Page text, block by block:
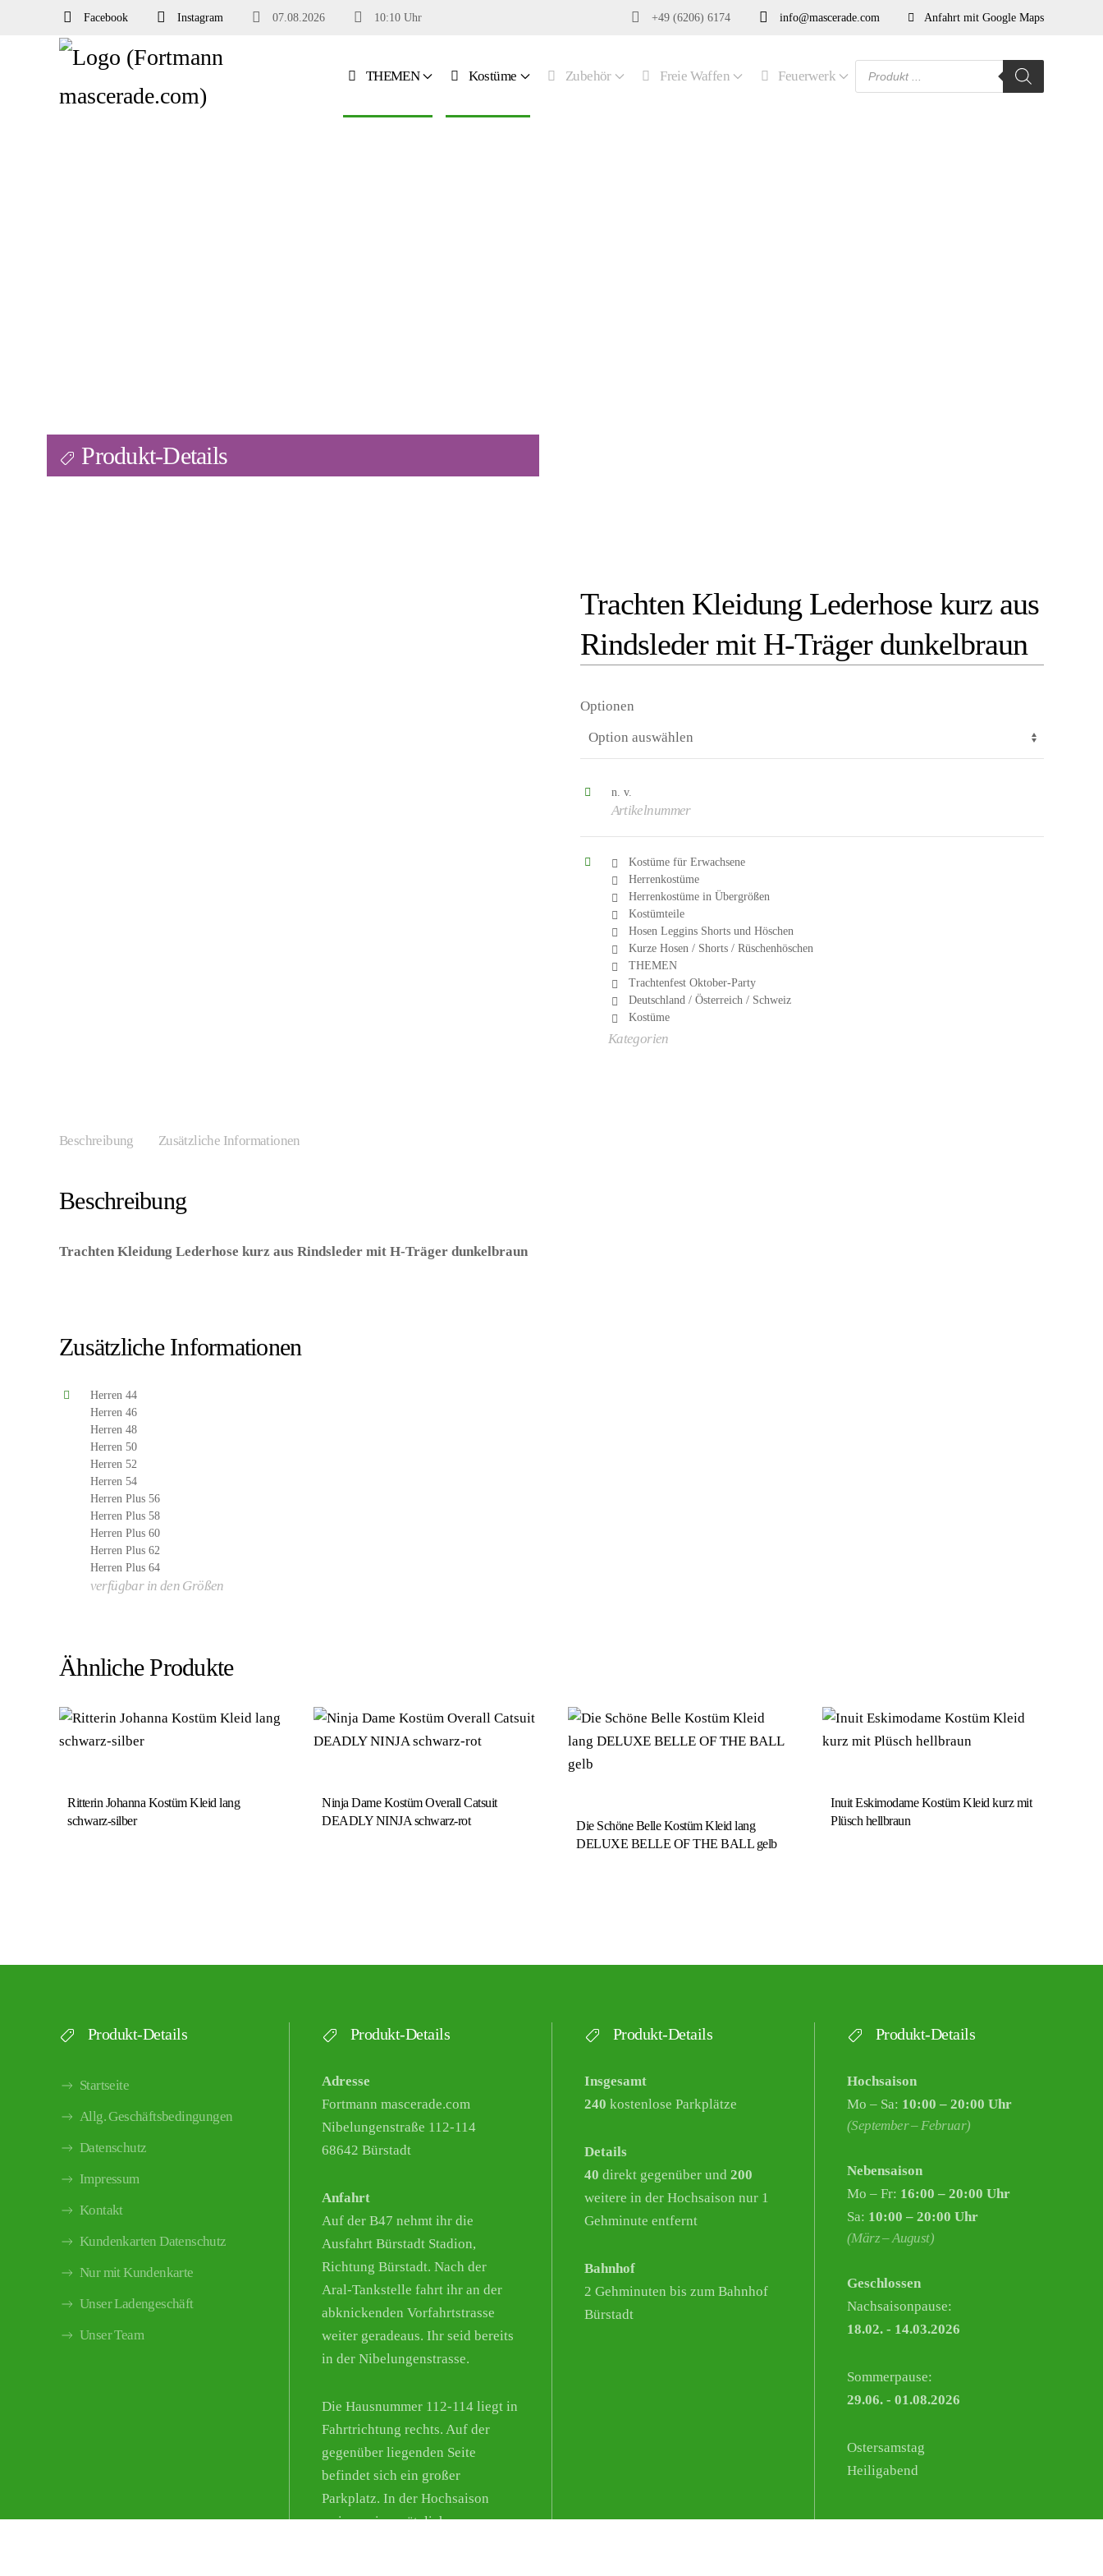
Facebook Instagram 07.08.2026 10:10 Uhr +49 (6206) 6174 info@mascerade.com Anfahrt mit Google Maps
THEMEN Kostüme Zubehör Freie Waffen Feuerwerk
Products
search
Produkt-Details
Trachten Kleidung Lederhose kurz aus
Rindsleder mit H-Träger dunkelbraun
Optionen
n. v.
Artikelnummer
Kostüme für Erwachsene
Herrenkostüme
Herrenkostüme in Übergrößen
Kostümteile
Hosen Leggins Shorts und Höschen
Kurze Hosen / Shorts / Rüschenhöschen
THEMEN
Trachtenfest Oktober-Party
Deutschland / Österreich / Schweiz
Kostüme
Kategorien
Beschreibung Zusätzliche Informationen
Beschreibung
Trachten Kleidung Lederhose kurz aus Rindsleder mit H-Träger dunkelbraun
Zusätzliche Informationen
Herren 44
Herren 46
Herren 48
Herren 50
Herren 52
Herren 54
Herren Plus 56
Herren Plus 58
Herren Plus 60
Herren Plus 62
Herren Plus 64
verfügbar in den Größen
Ähnliche Produkte
Ritterin Johanna Kostüm Kleid lang
schwarz-silber
Ninja Dame Kostüm Overall Catsuit
DEADLY NINJA schwarz-rot
Die Schöne Belle Kostüm Kleid lang
DELUXE BELLE OF THE BALL gelb
Inuit Eskimodame Kostüm Kleid kurz mit
Plüsch hellbraun
Produkt-Details
Startseite
Allg. Geschäftsbedingungen
Datenschutz
Impressum
Kontakt
Kundenkarten Datenschutz
Nur mit Kundenkarte
Unser Ladengeschäft
Unser Team
Produkt-Details
Adresse
Fortmann mascerade.com
Nibelungenstraße 112-114
68642 Bürstadt
Anfahrt
Auf der B47 nehmt ihr die
Ausfahrt Bürstadt Stadion,
Richtung Bürstadt. Nach der
Aral-Tankstelle fahrt ihr an der
abknickenden Vorfahrtstrasse
weiter geradeaus. Ihr seid bereits
in der Nibelungenstrasse.
Die Hausnummer 112-114 liegt in
Fahrtrichtung rechts. Auf der
gegenüber liegenden Seite
befindet sich ein großer
Parkplatz. In der Hochsaison
weisen wir zusätzliche
Produkt-Details
Insgesamt
240 kostenlose Parkplätze
Details
40 direkt gegenüber und 200
weitere in der Hochsaison nur 1
Gehminute entfernt
Bahnhof
2 Gehminuten bis zum Bahnhof
Bürstadt
Produkt-Details
Hochsaison
Mo – Sa: 10:00 – 20:00 Uhr
(September – Februar)
Nebensaison
Mo – Fr: 16:00 – 20:00 Uhr
Sa: 10:00 – 20:00 Uhr
(März – August)
Geschlossen
Nachsaisonpause:
18.02. - 14.03.2026
Sommerpause:
29.06. - 01.08.2026
Ostersamstag
Heiligabend